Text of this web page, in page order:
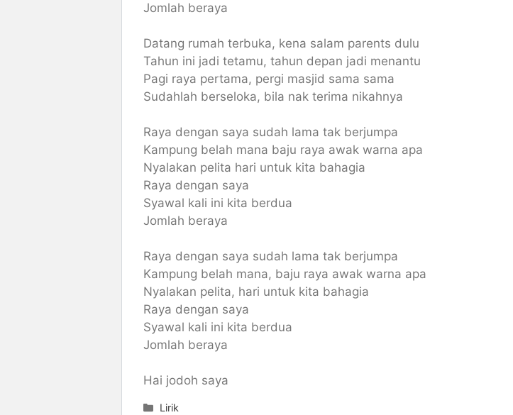
Jomlah beraya
Datang rumah terbuka, kena salam parents dulu
Tahun ini jadi tetamu, tahun depan jadi menantu
Pagi raya pertama, pergi masjid sama sama
Sudahlah berseloka, bila nak terima nikahnya
Raya dengan saya sudah lama tak berjumpa
Kampung belah mana baju raya awak warna apa
Nyalakan pelita hari untuk kita bahagia
Raya dengan saya
Syawal kali ini kita berdua
Jomlah beraya
Raya dengan saya sudah lama tak berjumpa
Kampung belah mana, baju raya awak warna apa
Nyalakan pelita, hari untuk kita bahagia
Raya dengan saya
Syawal kali ini kita berdua
Jomlah beraya
Hai jodoh saya
Categories
Lirik